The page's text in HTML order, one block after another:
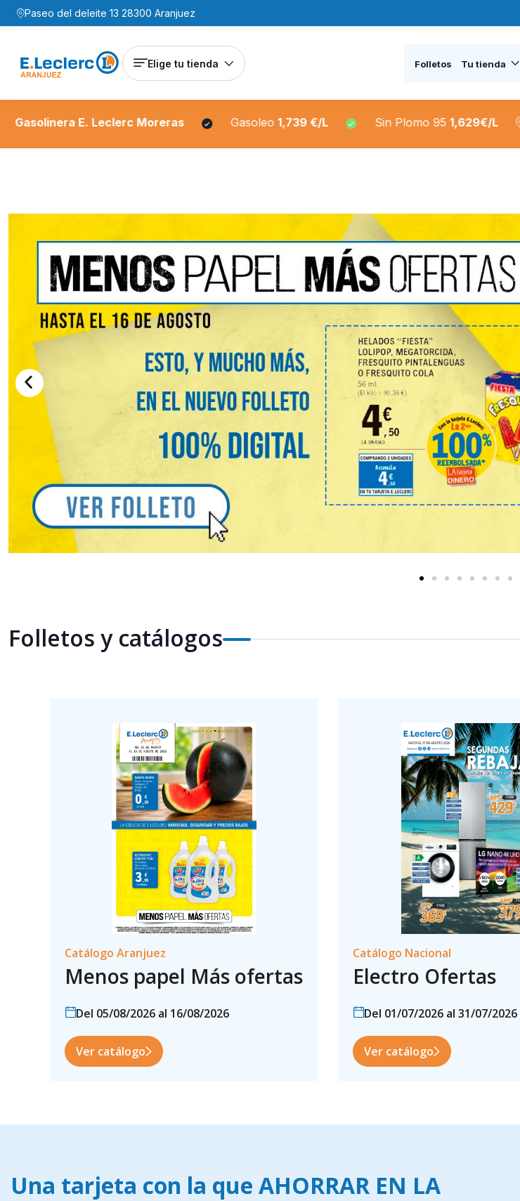
Paseo del deleite 13 28300 Aranjuez
Elige tu tienda Folletos Tu tienda
Leclerc Moreras Gasoleo 1,739 €/L Sin Plomo 95 1,629€/L
Folletos y catálogos
Catálogo Aranjuez
Menos papel Más ofertas
Del 05/08/2026 al 16/08/2026
Ver catálogo
Catálogo Nacional
Electro Ofertas
Del 01/07/2026 al 31/07/2026
Ver catálogo
Una tarjeta con la que AHORRAR EN LA